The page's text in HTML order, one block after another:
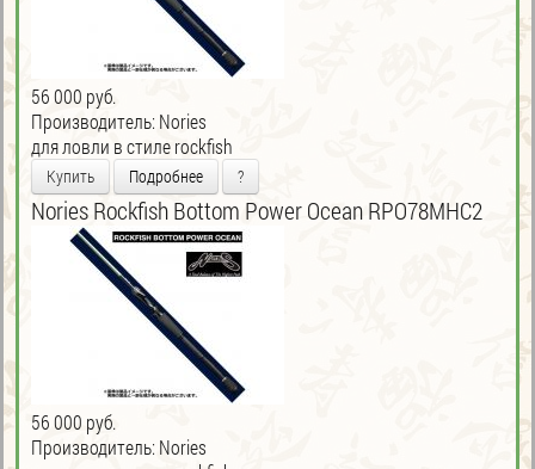
56 000 руб.
Производитель: Nories
для ловли в стиле rockfish
Купить Подробнее ?
Nories Rockfish Bottom Power Ocean RPO78MHC2
56 000 руб.
Производитель: Nories